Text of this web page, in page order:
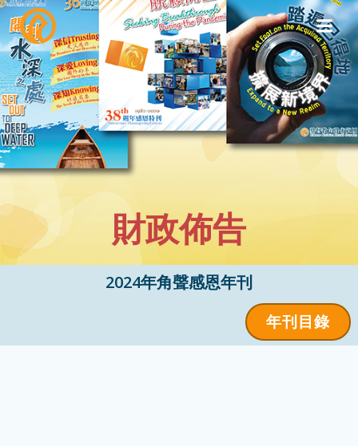
Skip
to
content
財政佈告
2024年角聲感恩年刊
年刊目錄